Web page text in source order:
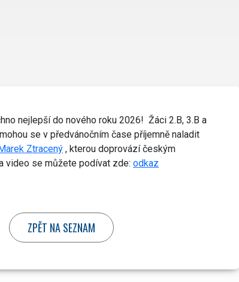
nejlepší do nového roku 2026! Žáci 2.B, 3.B a
se v předvánočním čase příjemně naladit
Ztracený , kterou doprovází českým
video se můžete podívat zde: odkaz